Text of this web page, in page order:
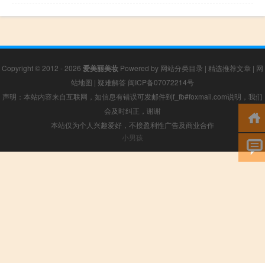
Copyright © 2012 - 2026 爱美丽美妆 Powered by 网站分类目录 | 精选推荐文章 | 网
站地图 | 疑难解答 闽ICP备07072214号
声明：本站内容来自互联网，如信息有错误可发邮件到f_fb#foxmail.com说明，我们
会及时纠正，谢谢
本站仅为个人兴趣爱好，不接盈利性广告及商业合作
小男孩